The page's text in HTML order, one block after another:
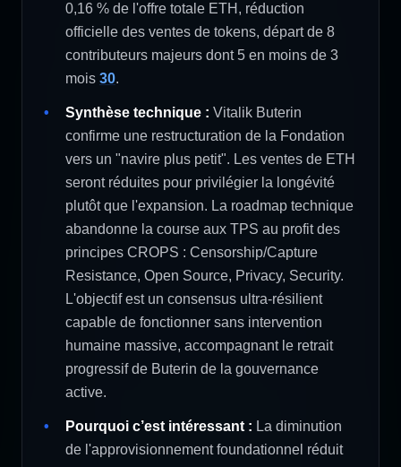
0,16 % de l'offre totale ETH, réduction
officielle des ventes de tokens, départ de 8
contributeurs majeurs dont 5 en moins de 3
mois 30.
Synthèse technique : Vitalik Buterin
confirme une restructuration de la Fondation
vers un "navire plus petit". Les ventes de ETH
seront réduites pour privilégier la longévité
plutôt que l'expansion. La roadmap technique
abandonne la course aux TPS au profit des
principes CROPS : Censorship/Capture
Resistance, Open Source, Privacy, Security.
L'objectif est un consensus ultra-résilient
capable de fonctionner sans intervention
humaine massive, accompagnant le retrait
progressif de Buterin de la gouvernance
active.
Pourquoi c’est intéressant : La diminution
de l'approvisionnement foundationnel réduit